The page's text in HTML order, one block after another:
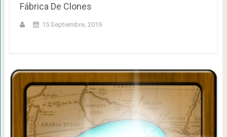
Fábrica De Clones
15 Septiembre, 2019